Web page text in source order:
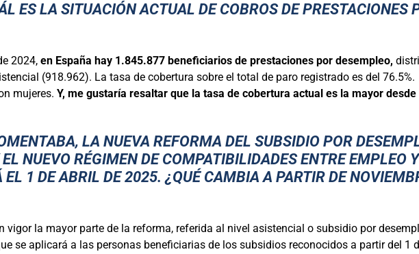
ES LA SITUACIÓN ACTUAL DE COBROS DE PRESTACIONES
2024, en España hay 1.845.877 beneficiarios de prestaciones por desempleo,
(918.962). La tasa de cobertura sobre el total de paro registrado es del
mujeres. Y, me gustaría resaltar que la tasa de cobertura actual es la mayor desde
LA NUEVA REFORMA DEL SUBSIDIO POR
NUEVO RÉGIMEN DE COMPATIBILIDADES ENTRE EMPLEO
1 DE ABRIL DE 2025. ¿QUÉ CAMBIA A PARTIR DE
vigor la mayor parte de la reforma, referida al nivel asistencial o subsidio por
se aplicará a las personas beneficiarias de los subsidios reconocidos a partir del 1